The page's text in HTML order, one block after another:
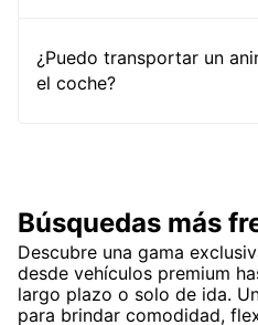
¿Puedo transportar un
el coche?
Búsquedas más
Descubre una gama
desde vehículos premium
largo plazo o solo de ida.
para brindar comodidad,